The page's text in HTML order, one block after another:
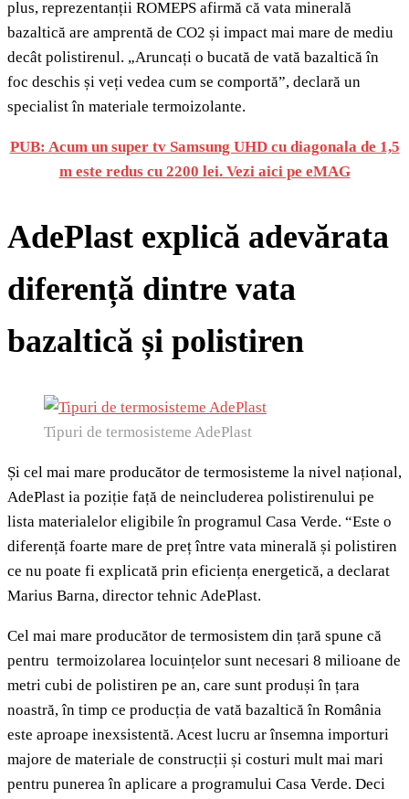
plus, reprezentanții ROMEPS afirmă că vata minerală
bazaltică are amprentă de CO2 și impact mai mare de mediu
decât polistirenul. „Aruncați o bucată de vată bazaltică în
foc deschis și veți vedea cum se comportă”, declară un
specialist în materiale termoizolante.
PUB: Acum un super tv Samsung UHD cu diagonala de 1,5
m este redus cu 2200 lei. Vezi aici pe eMAG
AdePlast explică adevărata
diferență dintre vata
bazaltică și polistiren
Tipuri de termosisteme AdePlast
Și cel mai mare producător de termosisteme la nivel național,
AdePlast ia poziție față de neincluderea polistirenului pe
lista materialelor eligibile în programul Casa Verde. “Este o
diferență foarte mare de preț între vata minerală și polistiren
ce nu poate fi explicată prin eficiența energetică, a declarat
Marius Barna, director tehnic AdePlast.
Cel mai mare producător de termosistem din țară spune că
pentru termoizolarea locuințelor sunt necesari 8 milioane de
metri cubi de polistiren pe an, care sunt produși în țara
noastră, în timp ce producția de vată bazaltică în România
este aproape inexsistentă. Acest lucru ar însemna importuri
majore de materiale de construcții și costuri mult mai mari
pentru punerea în aplicare a programului Casa Verde. Deci